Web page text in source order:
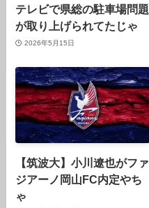
テレビで県総の駐車場問題
が取り上げられてたじゃ
2026年5月15日
【筑波大】小川遼也がファ
ジアーノ岡山FC内定やち
ゃ